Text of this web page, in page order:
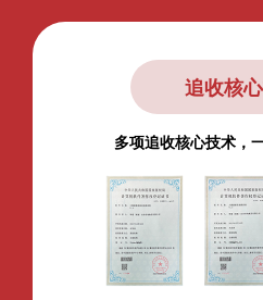
锁定债务人关系链
全方位推送，快速覆盖债务人相关方